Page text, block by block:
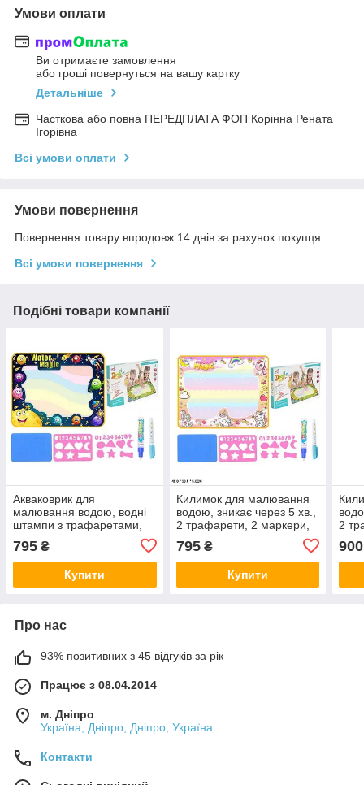
Умови оплати
Ви отримаєте замовлення
або гроші повернуться на вашу картку
Детальніше
Часткова або повна ПЕРЕДПЛАТА ФОП Корінна Рената
Ігорівна
Всі умови оплати
Умови повернення
Повернення товару впродовж 14 днів за рахунок покупця
Всі умови повернення
Подібні товари компанії
Акваковрик для
малювання водою, водні
штампи з трафаретами,
795 ₴
Купити
Килимок для малювання
водою, зникає через 5 хв.,
2 трафарети, 2 маркери,
795₴
Купити
2
900
Про нас
93% позитивних з 45 відгуків за рік
Працює з 08.04.2014
м. Дніпро
Україна, Дніпро, Дніпро, Україна
Контакти